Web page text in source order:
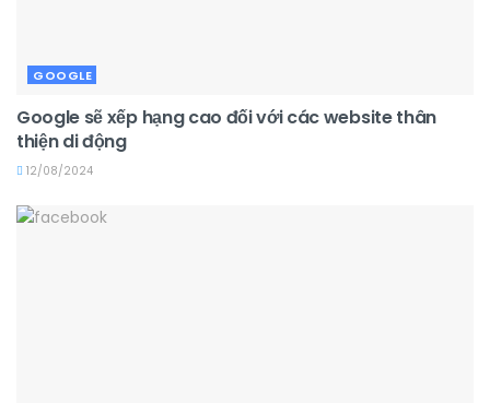
GOOGLE
Google sẽ xếp hạng cao đối với các website thân
thiện di động
12/08/2024